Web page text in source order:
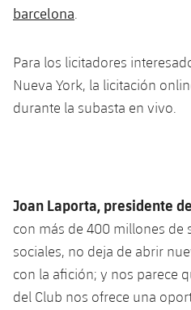
barcelona
Para los licitadores
Nueva York, la licitación
durante la subasta en vivo.
Joan Laporta, presidente
con más de 400 millones de
sociales, no deja de abrir
con la afición; y nos parece
del Club nos ofrece una